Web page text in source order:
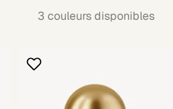
3 couleurs disponibles